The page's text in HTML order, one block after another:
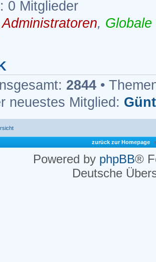
0 Mitglieder
Administratoren,
2844 •
neuestes Mitglied:
zurück zur Homepage ‹
Powered by phpBB®
Deutsche